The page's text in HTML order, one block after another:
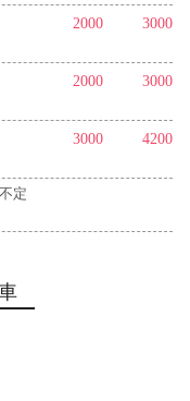
2000 3000
2000 3000
3000 4200
定